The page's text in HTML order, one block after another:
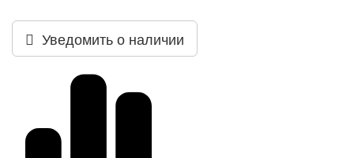
Уведомить о наличии